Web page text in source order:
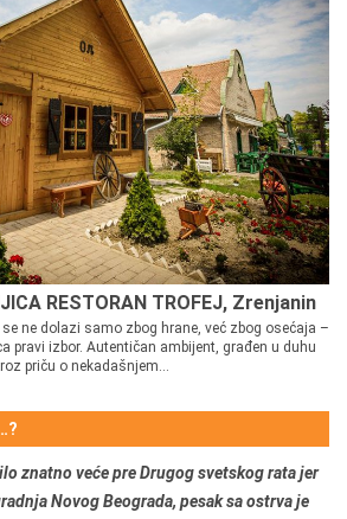
RESTORAN TROFEJ, Zrenjanin
ne dolazi samo zbog hrane, već zbog osećaja –
pravi izbor. Autentičan ambijent, građen u duhu
priču o nekadašnjem...
znatno veće pre Drugog svetskog rata jer
Novog Beograda, pesak sa ostrva je